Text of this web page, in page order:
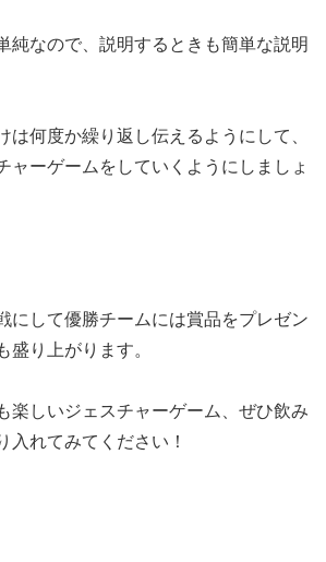
純なので、説明するときも簡単な説明
何度か繰り返し伝えるようにして、
ャーゲームをしていくようにしましょ
にして優勝チームには賞品をプレゼン
盛り上がります。
楽しいジェスチャーゲーム、ぜひ飲み
入れてみてください！